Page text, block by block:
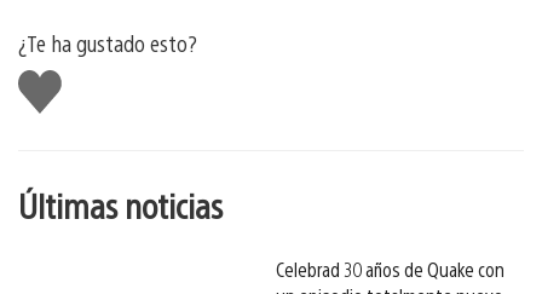
¿Te ha gustado esto?
Me
gusta
Últimas noticias
Celebrad 30 años de Quake con